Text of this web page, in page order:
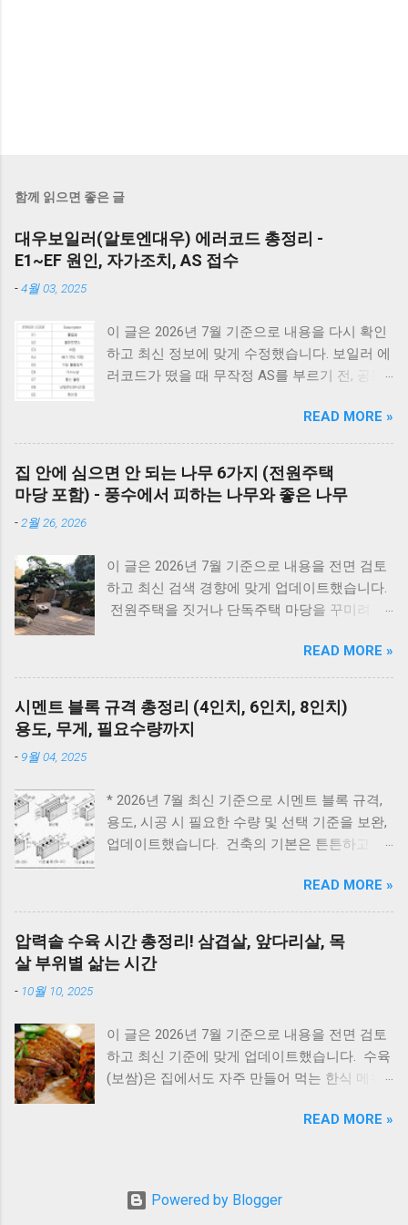
함께 읽으면 좋은 글
대우보일러(알토엔대우) 에러코드 총정리 -
E1~EF 원인, 자가조치, AS 접수
-4월 03, 2025
이 글은 2026년 7월 기준으로 내용을 다시 확인
하고 최신 정보에 맞게 수정했습니다. 보일러 에
러코드가 떴을 때 무작정 AS를 부르기 전, 공통
밸브가 열려 있는지, 2) 전원 플러그를 뽑았다가
5분 뒤 다시 꽂아보았는지(리셋), 3) 실내 온도
조절기의 설정이 올바른지 확인해보세요. 상세
코드는 아래에서 확인할 수 있습니다. E1부터 EF
까지 모든 대우보일러(알토엔대우) 에러코드의
드 E1~EF 원인과 해결법 (AS 전 자가점검, 수리
비) 🚨 잠깐! AS 부르기 전 이것만은 확인하세
요! 에러코드 E1 - 단수나 동파를 확인하세요.
드 E2 - 가스 밸브가 잠겨있지 않나요? 가스레인
지를 켜서 가스가 공급되는지 먼저 확인하세요.
리셋의 마법 - 코드를 뽑고 5분 뒤 다시 꽂는 것
만으로도 단순 센서 오류의 70%는 해결됩니다.
방법 E1 원인 : 물 부족, 단수, 동파 확인 : 급수밸
브·단수 여부 확인 조치 : 물 보충 후 리셋 ※ 반
복되면 AS 점검 E2 원인 : 불완전 연소, 가스 공
급 이상 확인 : 가스밸브, 가스레인지 작동 여부
조치 : 가스 확인 후 리셋 E3 원인 : 과열(비등) 확
인 : 배기구 이물질 확인 조치 : 막힌 부분 제거
E5 원인 : 이상 불꽃 감지 조치 : 전원 리셋 ※ 계
인 : 통신 불량...
READ MORE »
집 안에 심으면 안 되는 나무 6가지 (전원주택
마당 포함) - 풍수에서 피하는 나무와 좋은 나무
- 2월 26, 2026
이 글은 2026년 7월 기준으로 내용을 전면 검토
하고 최신 검색 경향에 맞게 업데이트했습니다.
전원주택을 짓거나 단독주택 마당을 꾸미려고
다. 바로 ‘ 집 안에 심으면 안 되는 나무 ’ 입니다.
여기서 말하는 ‘집 안’은 실내 화분만을 뜻하는
게 아니라, 담장 안 마당과 집터 전체를 두고 하
는 말입니다. 요즘은 보기 좋은 조경수만 고르기
보다는, 풍수 인테리어라든지 집터의 기운, 재물
위기와 흐름에 어떤 영향을 줄지 한 번 더 고민
하게 됩니다. 인터넷에는 여러 이야기가 있지만,
대부분은 풍수와 민간 신앙에서 전해 내려온 내
다. 이 글에서는 전통적인 의미와 실제 조경 관
리 이유를 함께 설명드립니다. 지금부터는 1. 우
리나라에서 예부터 마당에 심지 말라고 전해 내
려온 나무 , 2. 사과나무, 복숭아나무 같은 과실
리해보겠습니다. 마당 조경 집 안(마당)에 심으
면 안 좋은 나무, 심으면 좋은 나무 이 글은 과학
적인 위험성보다는, 한국 전통 풍수와 민간 신앙
을 기준으로 풀어보는 이야기라는 점을 먼저 말
씀드립니다. 심으면 안 좋은 나무 향나무 - 집터
일부 지역에서는 향나무를 전원주택 마당 나무
READ MORE »
시멘트 블록 규격 총정리 (4인치, 6인치, 8인치)
용도, 무게, 필요수량까지
- 9월 04, 2025
* 2026년 7월 최신 기준으로 시멘트 블록 규격,
용도, 시공 시 필요한 수량 및 선택 기준을 보완,
업데이트했습니다. 건축의 기본은 튼튼하고 제
사용되는 시멘트 블록과 조적 벽돌은 건축물의
구조적 안정성과 내구성을 좌우하는 중요 스펙
입니다. 블록의 두께와 규격을 정확히 이해하면
시공 효율을 높이고, 구조적 안전성을 확보할 수
있습니다. 아래는 건축 현장에서 가장 많이 사용
내 1. 시멘트 블록 규격 4인치 : 190 × 390 × 100
mm 6인치 : 190 × 390 × 150 mm 8인치 : 190 ×
390 × 190 mm *가로와 세로 치수는 일정하며,
장 무게 규격 무게(대략) 4인치 약 9~11kg 6인치
수도배관, XL배관하는법 3. 시멘트 블록은 어떤
READ MORE »
압력솥 수육 시간 총정리! 삼겹살, 앞다리살, 목
살 부위별 삶는 시간
- 10월 10, 2025
이 글은 2026년 7월 기준으로 내용을 전면 검토
하고 최신 기준에 맞게 업데이트했습니다. 수육
(보쌈)은 집에서도 자주 만들어 먹는 한식 메뉴
때문에 선뜻 도전하지 못하는 분들도 많습니다.
다. 압력솥 수육 시간은 돼지고기 부위에 따라
달라집니다. 압력솥의 '추'가가 흔들린 뒤 삼겹살
READ MORE »
Powered by Blogger